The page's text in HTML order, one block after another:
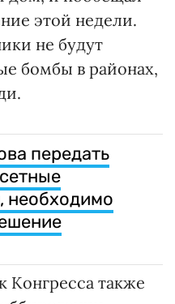
этой недели.
не будут
бомбы в районах,
передать
необходимо
также